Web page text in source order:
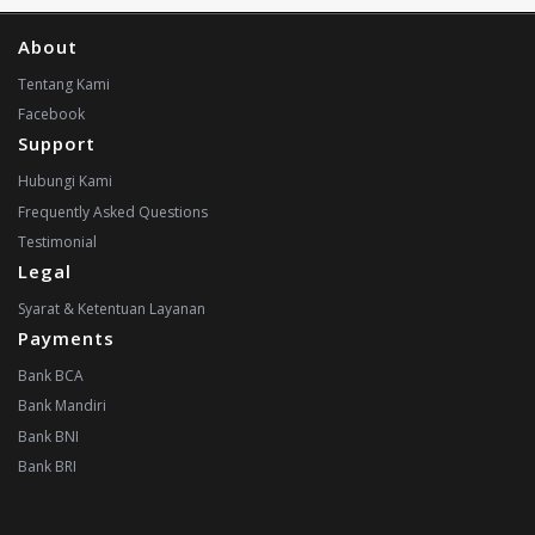
About
Tentang Kami
Facebook
Support
Hubungi Kami
Frequently Asked Questions
Testimonial
Legal
Syarat & Ketentuan Layanan
Payments
Bank BCA
Bank Mandiri
Bank BNI
Bank BRI